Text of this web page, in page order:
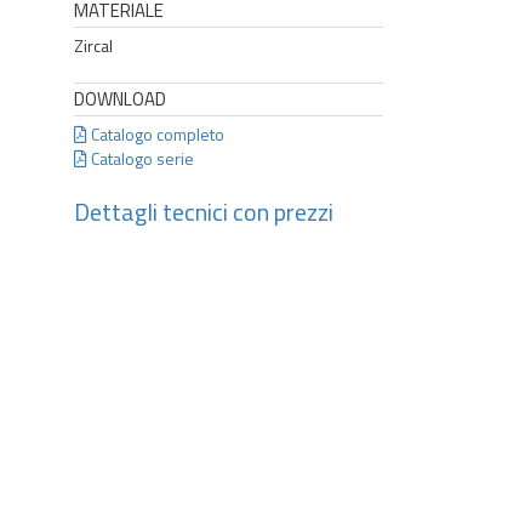
MATERIALE
Zircal
DOWNLOAD
Catalogo completo
Catalogo serie
Dettagli tecnici con prezzi